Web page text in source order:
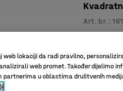
Art. br. :
Izdržljiv
Ravna
Dužina (mm)
web lokaciji da radi pravilno,
web promet. Također dijelimo
partnerima u oblastima društvenih